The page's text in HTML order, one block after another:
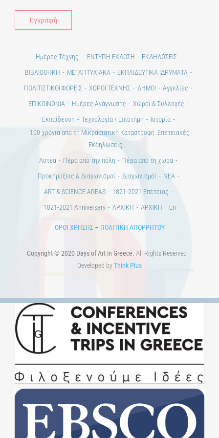
Ημέρες Τέχνης ΕΝΤΥΠΗ ΕΚΔΟΣΗ
ΕΚΔΗΛΩΣΕΙΣ
ΒΙΒΛΙΟΘΗΚΗ
ΜΕΤΑΠΤΥΧΙΑΚΑ
ΕΚΠΑΙΔΕΥΤΙΚΑ ΙΔΡΥΜΑΤΑ
ΠΟΛΙΤΙΣΤΙΚΟΙ ΦΟΡΕΙΣ
ΧΩΡΟΙ ΤΕΧΝΗΣ ΔΗΜΟΙ
Αγγελίες
ΕΠΙΚΟΙΝΩΝΙΑ
Ημέρες Ανάγνωσης
Χώροι & Συλλογές
Εκπαίδευση
Τεχνολογία / Επιστήμη
Ιστορία
100 χρόνια από τη Μικρασιατική Καταστροφή. Επετειακές
Εκδηλώσεις.
Άστεα
Πέρα από την πόλη
Πέρα από τη χώρα
Προκηρύξεις & Διαγωνισμοί
Διαγωνισμοί
ΝΕΑ
ART & SCIENCE AREAS
1821-2021 Επέτειος
1821-2021 Anniversary
ΑΡΧΙΚΗ ΑΡΧΙΚΗ – En
ΟΡΟΙ ΧΡΗΣΗΣ– ΠΟΛΙΤΙΚΗ ΑΠΟΡΡΗΤΟΥ
Copyright © 2020 Days of Art in Greece. All Rights Reserved –
Developed byThink Plus